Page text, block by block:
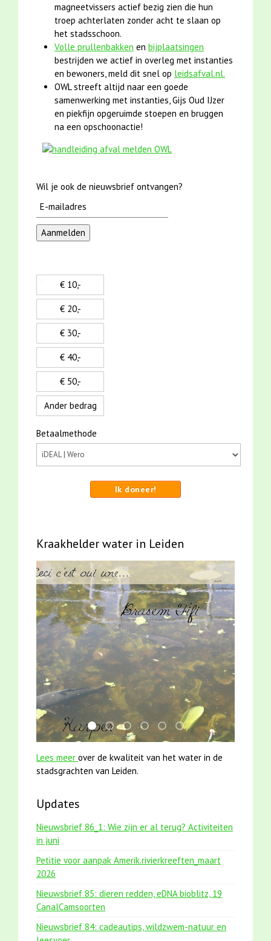
magneetvissers actief bezig zien die hun
troep achterlaten zonder acht te slaan op
het stadsschoon.
Volle prullenbakken en bijplaatsingen
bestrijden we actief in overleg met instanties
en bewoners, meld dit snel op leidsafval.nl.
OWL streeft altijd naar een goede
samenwerking met instanties, Gijs Oud IJzer
en piekfijn opgeruimde stoepen en bruggen
na een opschoonactie!
Wil je ook de nieuwsbrief ontvangen?
€ 10,-
€ 20,-
€ 30,-
€ 40,-
€ 50,-
Ander bedrag
Betaalmethode
Ik doneer!
Kraakhelder water in Leiden
smoelenboek fifi en karper nieuwsbrief-
jun2021 zaklv 5 snoekje MOOI
mei2021 1 snoekje elly
jun2021 28 brasem en
karper met kattenklimtouw
mei2021
Lees meer over de kwaliteit van het water in de
stadsgrachten van Leiden.
Updates
Nieuwsbrief 86_1: Wie zijn er al terug? Activiteiten
in juni
Petitie voor aanpak Amerik.rivierkreeften_maart
2026
Nieuwsbrief 85: dieren redden, eDNA bioblitz, 19
CanalCamsoorten
Nieuwsbrief 84: cadeautips, wildzwem-natuur en